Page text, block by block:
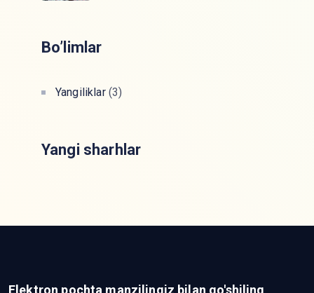
Bo’limlar
Yangiliklar(3)
Yangi sharhlar
Elektron pochta manzilingiz bilan qo'shiling